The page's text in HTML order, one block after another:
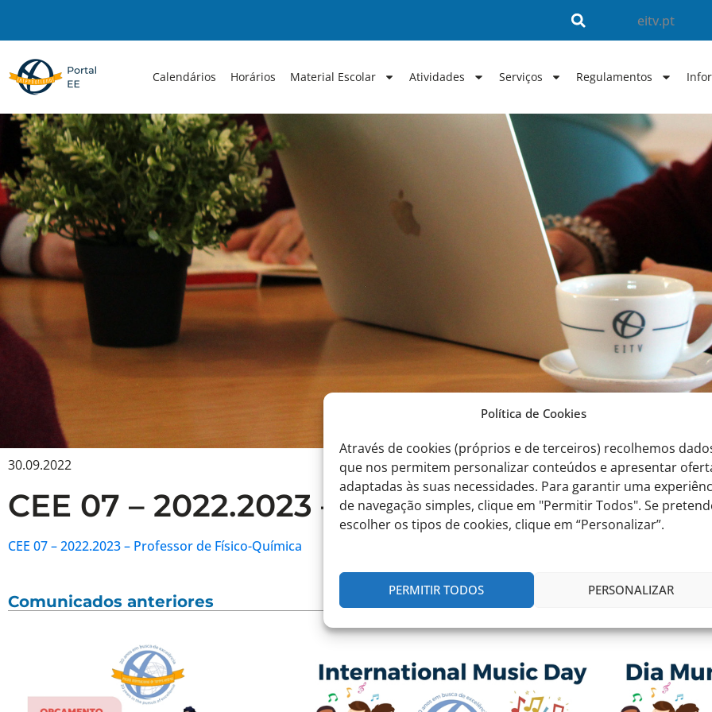
Política de Cookies
Através de cookies (próprios e de terceiros) recolhemos
que nos permitem personalizar conteúdos e apresentar
adaptadas às suas necessidades. Para garantir uma
de navegação simples, clique em "Permitir Todos". Se
escolher os tipos de cookies, clique em “Personalizar”.
PERMITIR TODOS PERSONALIZAR
content
eitv.pt
Calendários Horários Material Escolar Atividades Serviços Regulamentos
30.09.2022
CEE 07 – 2022.2023 – Professor de Físico-
CEE 07 – 2022.2023 – Professor de Físico-Química
Comunicados anteriores